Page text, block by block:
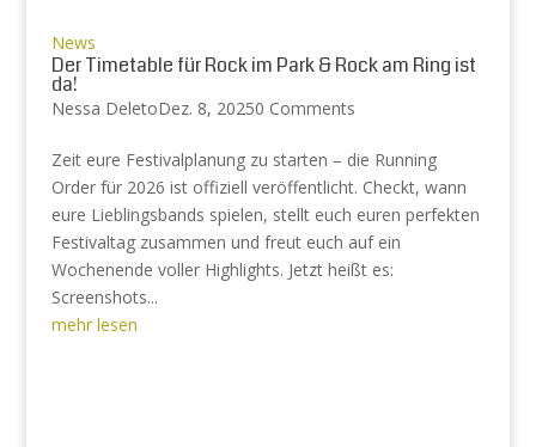
News
Der Timetable für Rock im Park & Rock am Ring ist
da!
Nessa DeletoDez. 8, 20250 Comments
Zeit eure Festivalplanung zu starten – die Running
Order für 2026 ist offiziell veröffentlicht. Checkt, wann
eure Lieblingsbands spielen, stellt euch euren perfekten
Festivaltag zusammen und freut euch auf ein
Wochenende voller Highlights. Jetzt heißt es:
Screenshots...
mehr lesen